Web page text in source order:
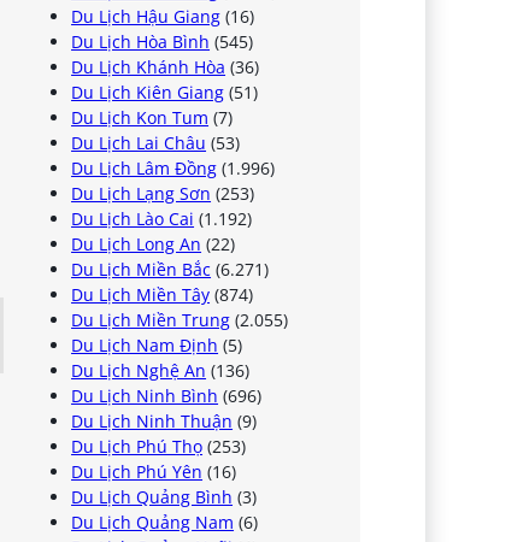
Du Lịch Hậu Giang (16)
Du Lịch Hòa Bình (545)
Du Lịch Khánh Hòa (36)
Du Lịch Kiên Giang (51)
Du Lịch Kon Tum (7)
Du Lịch Lai Châu (53)
Du Lịch Lâm Đồng (1.996)
Du Lịch Lạng Sơn (253)
Du Lịch Lào Cai (1.192)
Du Lịch Long An (22)
Du Lịch Miền Bắc (6.271)
Du Lịch Miền Tây (874)
Du Lịch Miền Trung (2.055)
Du Lịch Nam Định (5)
Du Lịch Nghệ An (136)
Du Lịch Ninh Bình (696)
Du Lịch Ninh Thuận (9)
Du Lịch Phú Thọ (253)
Du Lịch Phú Yên (16)
Du Lịch Quảng Bình (3)
Du Lịch Quảng Nam (6)